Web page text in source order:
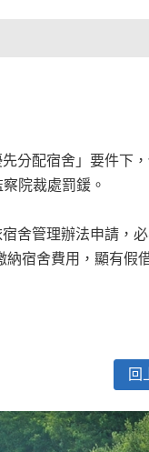
分配宿舍」要件下
院裁處罰鍰。
舍管理辦法申請，
宿舍費用，顯有假
回